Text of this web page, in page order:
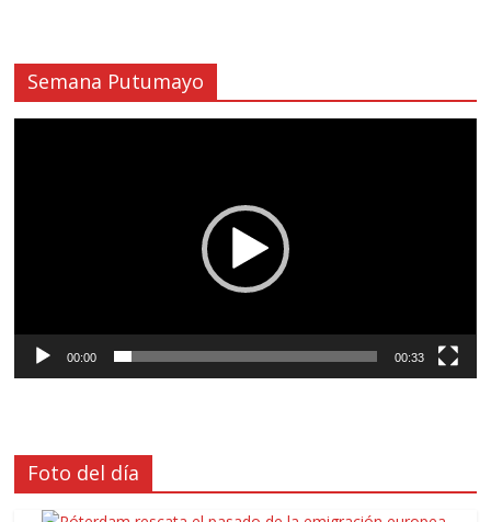
Semana Putumayo
00:00 00:33
Foto del día